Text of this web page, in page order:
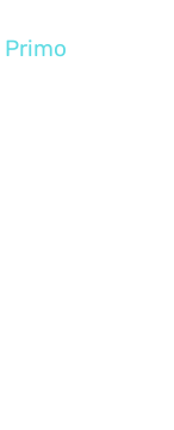
Primo